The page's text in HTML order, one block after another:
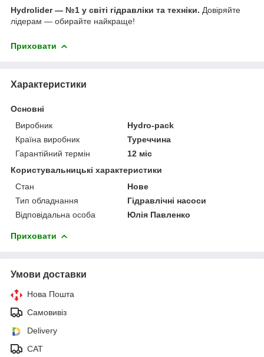
Hydrolider — №1 у світі гідравліки та техніки. Довіряйте
лідерам — обирайте найкраще!
Приховати
Характеристики
Основні
Виробник
Hydro-pack
Країна виробник
Туреччина
Гарантійний термін
12 міс
Користувальницькі характеристики
Стан
Нове
Тип обладнання
Гідравлічні насоси
Відповідальна особа
Юлія Павленко
Приховати
Умови доставки
Нова Пошта
Самовивіз
Delivery
САТ